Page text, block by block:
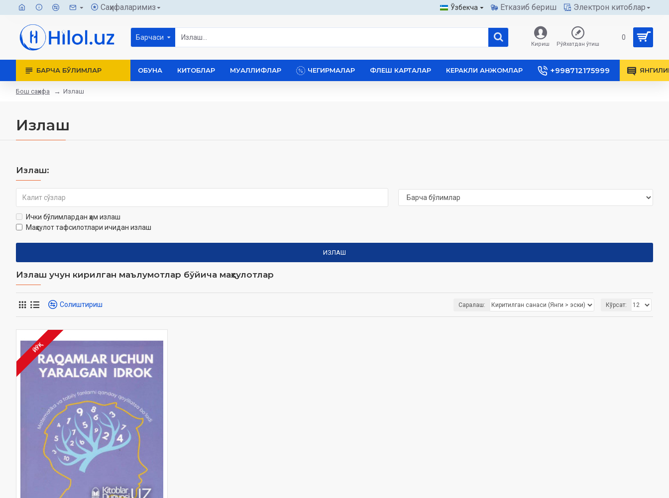
Саҳифаларимиз Ўзбекча Етказиб бериш Электрон китоблар
Барчаси
Кириш Рўйхатдан ўтиш
0
БАРЧА БЎЛИМЛАР ОБУНА КИТОБЛАР МУАЛЛИФЛАР ЧЕГИРМАЛАР ФЛЕШ КАРТАЛАР КЕРАКЛИ АНЖОМЛАР +998712175999
Бош саҳифа Излаш
Излаш
Излаш:
Ички бўлимлардан ҳам излаш
Маҳсулот тафсилотлари ичидан излаш
ИЗЛАШ
Излаш учун кирилган маълумотлар бўйича маҳсулотлар
Солиштириш Саралаш: Кўрсат:
ЙЎҚ